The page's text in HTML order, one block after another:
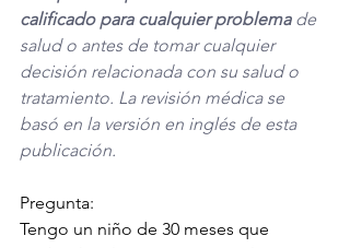
calificado para cualquier problema de
salud o antes de tomar cualquier
decisión relacionada con su salud o
tratamiento. La revisión médica se
basó en la versión en inglés de esta
publicación.
Pregunta:
Tengo un niño de 30 meses que